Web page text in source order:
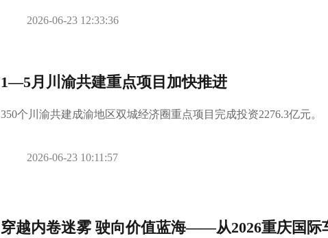
2026-06-23 12:33:36
1—5月川渝共建重点项目加快推进
350个川渝共建成渝地区双城经济圈重点项目完成投资2276.3亿元。
2026-06-23 10:11:57
穿越内卷迷雾 驶向价值蓝海——从2026重庆国际